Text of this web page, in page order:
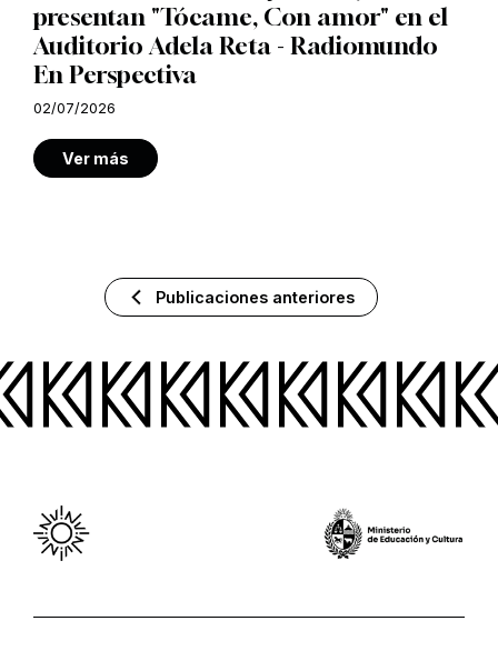
presentan "Tócame, Con amor" en el
Auditorio Adela Reta - Radiomundo
En Perspectiva
02/07/2026
Ver más
Publicaciones anteriores